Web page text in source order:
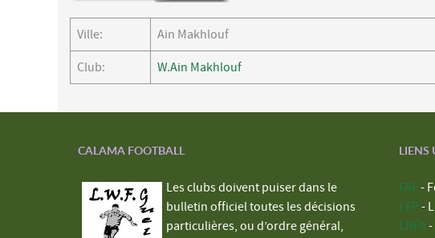
Ville: Ain Makhlouf
Club: W.Ain Makhlouf
CALAMA FOOTBALL
Les clubs doivent puiser dans le
bulletin officiel toutes les décisions
particulières, ou d’ordre général,
LIENS
FAF -
LFP -
LNFA -